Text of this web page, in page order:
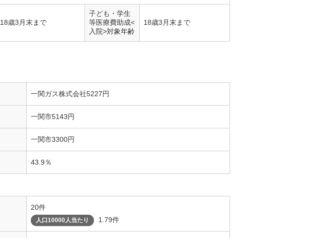
18歳3月末まで
子ども・学生
等医療費助成<
入院>対象年齢
18歳3月末まで
一関ガス株式会社5227円
一関市5143円
一関市3300円
43.9％
20件
人口10000人当たり 1.79件